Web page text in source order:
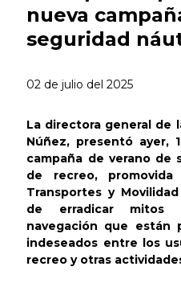
nueva
seguridad
02 de julio del 2025
La directora general de
Núñez, presentó ayer,
campaña de verano de
de recreo,
Transportes y
de erradicar mitos
navegación que están
indeseados entre los
recreo y otras